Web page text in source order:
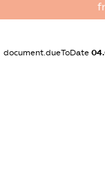
document.dueToDate